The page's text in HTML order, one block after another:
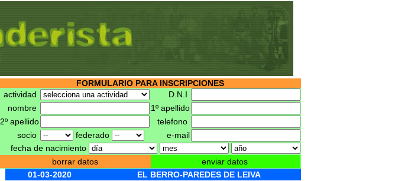
FORMULARIO PARA INSCRIPCIONES
actividad
D.N.I
nombre
1º apellido
2º apellido
telefono
socio
federado
e-mail
fecha de nacimiento
borrar datos
enviar datos
01-03-2020
EL BERRO-PAREDES DE LEIVA